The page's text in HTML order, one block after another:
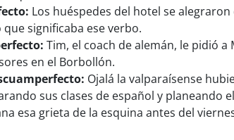
Los huéspedes del hotel se
significaba ese verbo.
Tim, el coach de alemán, le pidió
en el Borbollón.
Ojalá la valparaísense
sus clases de español y planeando
esa grieta de la esquina antes del